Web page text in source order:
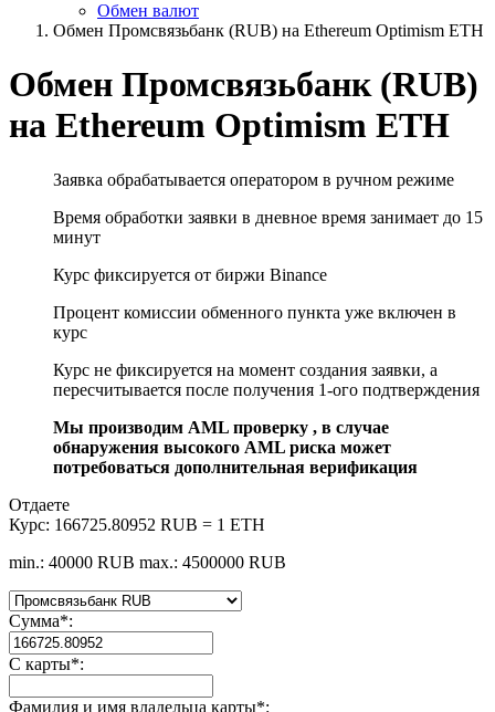
Обмен валют
Обмен Промсвязьбанк (RUB) на Ethereum Optimism ETH
Обмен Промсвязьбанк (RUB)
на Ethereum Optimism ETH
Заявка обрабатывается оператором в ручном режиме
Время обработки заявки в дневное время занимает до 15
минут
Курс фиксируется от биржи Binance
Процент комиссии обменного пункта уже включен в
курс
Курс не фиксируется на момент создания заявки, а
пересчитывается после получения 1-ого подтверждения
Мы производим AML проверку , в случае
обнаружения высокого AML риска может
потребоваться дополнительная верификация
Отдаете
Курс: 166725.80952 RUB = 1 ETH
min.: 40000 RUB max.: 4500000 RUB
Сумма*:
С карты*:
Фамилия и имя владельца карты*: